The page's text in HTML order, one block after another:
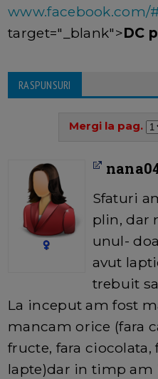
www.facebook.com/
target="_blank">DC
RASPUNSURI
Mergi la pag.
Sfaturi
plin, dar
unul-
avut
trebuit
La inceput am fost
mancam orice (fara
fructe, fara ciocolata,
lapte)dar in timp am